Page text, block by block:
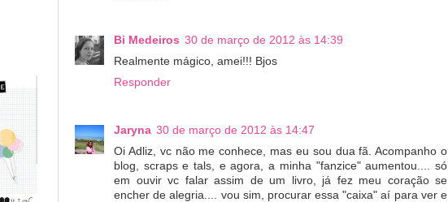
Bi Medeiros 30 de março de 2012 às 14:39
Realmente mágico, amei!!! Bjos
Responder
Jaryna 30 de março de 2012 às 14:47
Oi Adliz, vc não me conhece, mas eu sou dua fã. Acompanho o
blog, scraps e tals, e agora, a minha "fanzice" aumentou.... só
em ouvir vc falar assim de um livro, já fez meu coração se
encher de alegria.... vou sim, procurar essa "caixa" aí para ver e